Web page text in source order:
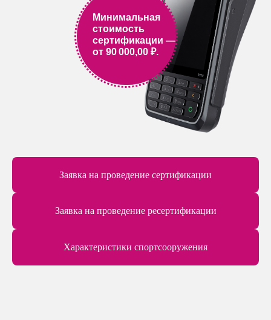
Минимальная
стоимость
сертификации —
от 90 000,00 ₽.
Заявка на проведение сертификации
Заявка на проведение ресертификации
Характеристики спортсооружения